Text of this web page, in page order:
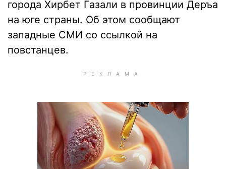
города Хирбет Газали в провинции Деръа
на юге страны. Об этом сообщают
западные СМИ со ссылкой на
повстанцев.